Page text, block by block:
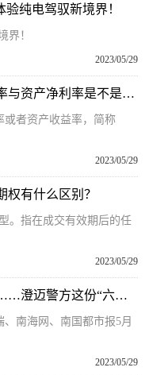
纯电驾驭新境界！
界！
2023/05/29
资产净利率怎么计算？净资产收益率与资产净利率是不是一回事？
或者资产收益率，简称
2023/05/29
有什么区别？
。指在成交有效期后的任
2023/05/29
展示警用装备、体验溺水自救急救……澄迈警方这份“六一”儿童节礼物叫“平安”
南海网、南国都市报5月
2023/05/29